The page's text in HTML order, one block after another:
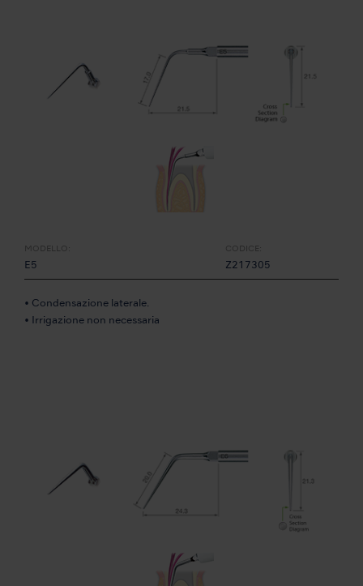
MODELLO:
E5
CODICE:
Z217305
• Condensazione laterale.
• Irrigazione non necessaria